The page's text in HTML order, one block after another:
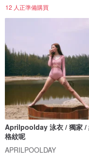
12 人正準備購買
Aprilpoolday 泳衣 / 獨家 /
格紋呢
APRILPOOLDAY